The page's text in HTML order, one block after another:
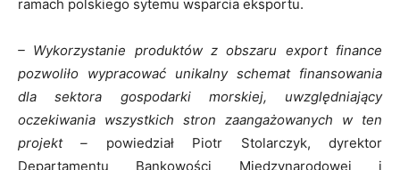
ramach polskiego sytemu wsparcia eksportu.
– Wykorzystanie produktów z obszaru export finance
pozwoliło wypracować unikalny schemat finansowania
dla sektora gospodarki morskiej, uwzględniający
oczekiwania wszystkich stron zaangażowanych w ten
projekt – powiedział Piotr Stolarczyk, dyrektor
Departamentu Bankowości Międzynarodowej i